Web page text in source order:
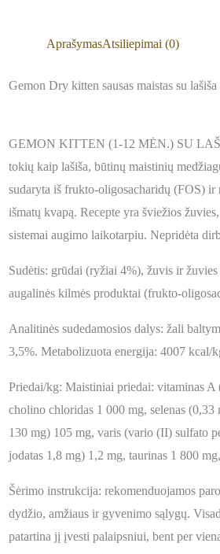
AprašymasAtsiliepimai (0)
Gemon Dry kitten sausas maistas su lašiša
GEMON KITTEN (1-12 MĖN.) SU
tokių kaip lašiša, būtinų maistinių
sudaryta iš frukto-oligosacharidų (FOS)
išmatų kvapą. Recepte yra šviežios
sistemai augimo laikotarpiu. Nepridėta
Sudėtis: grūdai (ryžiai 4%), žuvis ir
augalinės kilmės produktai (frukto-
Analitinės sudedamosios dalys: žali
3,5%. Metabolizuota energija: 4007 kcal/
Priedai/kg: Maistiniai priedai: vitaminas
cholino chloridas 1 000 mg, selenas
130 mg) 105 mg, varis (vario (II) sulfato
jodatas 1,8 mg) 1,2 mg, taurinas 1 800
Šėrimo instrukcija: rekomenduojamos
dydžio, amžiaus ir gyvenimo sąlygų.
patartina jį įvesti palaipsniui, bent per